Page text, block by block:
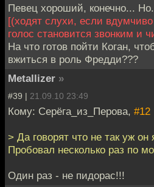
Певец хороший, конечно...
[(ходят слухи, если
голос становится звонким и
На что готов пойти Коган,
вжиться в роль Фредди???
Metallizer »
#39 | 21.09.10 23:49
Кому: Серёга_из_Перова, #12
> Да говорят что не так уж он
Пробовал несколько раз по
Один раз - не пидорас!!!